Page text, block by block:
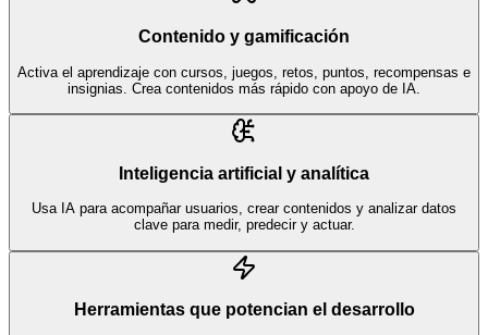
Contenido y gamificación
Activa el aprendizaje con cursos, juegos, retos, puntos, recompensas e
insignias. Crea contenidos más rápido con apoyo de IA.
Inteligencia artificial y analítica
Usa IA para acompañar usuarios, crear contenidos y analizar datos
clave para medir, predecir y actuar.
Herramientas que potencian el desarrollo